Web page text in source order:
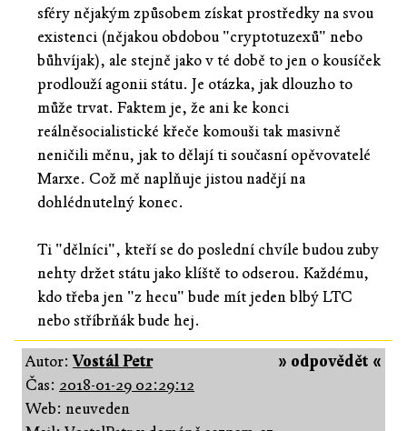
sféry nějakým způsobem získat prostředky na svou
existenci (nějakou obdobou "cryptotuzexů" nebo
bůhvíjak), ale stejně jako v té době to jen o kousíček
prodlouží agonii státu. Je otázka, jak dlouzho to
může trvat. Faktem je, že ani ke konci
reálněsocialistické křeče komouši tak masivně
neničili měnu, jak to dělají ti současní opěvovatelé
Marxe. Což mě naplňuje jistou nadějí na
dohlédnutelný konec.
Ti "dělníci", kteří se do poslední chvíle budou zuby
nehty držet státu jako klíště to odserou. Každému,
kdo třeba jen "z hecu" bude mít jeden blbý LTC
nebo stříbrňák bude hej.
» odpovědět «
Autor:Vostál Petr
Čas: 2018-01-29 02:29:12
Web: neuveden